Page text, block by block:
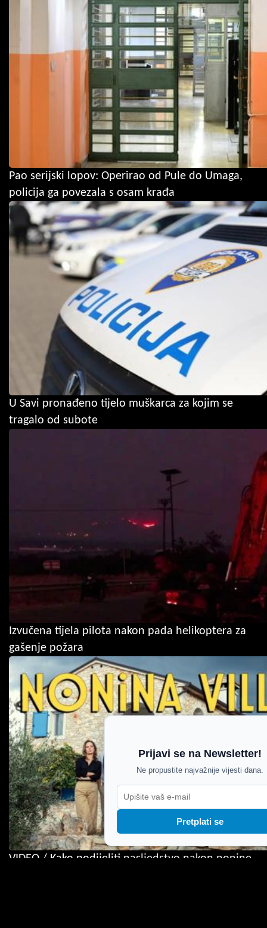
Pao serijski lopov: Operirao od Pule do Umaga,
policija ga povezala s osam krađa
U Savi pronađeno tijelo muškarca za kojim se
tragalo od subote
Izvučena tijela pilota nakon pada helikoptera za
gašenje požara
VIDEO / Kako podijeliti nasljedstvo nakon nonine
Prijavi se na Newsletter!
Ne propustite najvažnije vijesti dana.
Pretplati se